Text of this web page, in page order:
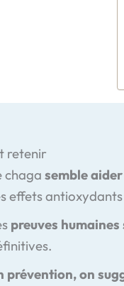
retenir
chaga semble
effets
preuves
prévention, on